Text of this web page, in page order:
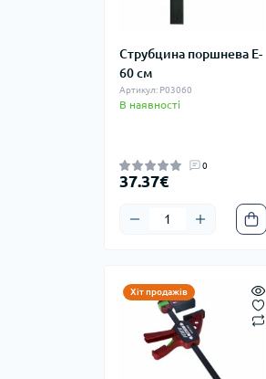
Струбцина поршнева E-
60 см
Артикул: P03060
В наявності
0
37.37€
Хіт продажів